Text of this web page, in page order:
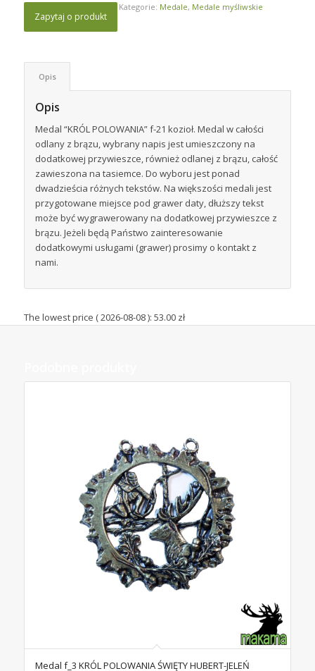
Kategorie: Medale, Medale myśliwskie
Zapytaj o produkt
Opis
Opis
Medal “KRÓL POLOWANIA” f-21 kozioł. Medal w całości
odlany z brązu, wybrany napis jest umieszczony na
dodatkowej przywieszce, również odlanej z brązu, całość
zawieszona na tasiemce. Do wyboru jest ponad
dwadzieścia różnych tekstów. Na większości medali jest
przygotowane miejsce pod grawer daty, dłuższy tekst
może być wygrawerowany na dodatkowej przywieszce z
brązu. Jeżeli będą Państwo zainteresowanie
dodatkowymi usługami (grawer) prosimy o kontakt z
nami.
The lowest price (2026-08-08): 53.00 zł
Medal f_3 KRÓL POLOWANIA ŚWIĘTY HUBERT-JELEŃ